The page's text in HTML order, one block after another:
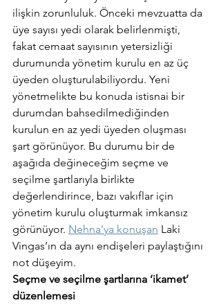
ilişkin zorunluluk. Önceki mevzuatta da
üye sayısı yedi olarak belirlenmişti,
fakat cemaat sayısının yetersizliği
durumunda yönetim kurulu en az üç
üyeden oluşturulabiliyordu. Yeni
yönetmelikte bu konuda istisnai bir
durumdan bahsedilmediğinden
kurulun en az yedi üyeden oluşması
şart görünüyor. Bu durumu bir de
aşağıda değineceğim seçme ve
seçilme şartlarıyla birlikte
değerlendirince, bazı vakıflar için
yönetim kurulu oluşturmak imkansız
görünüyor. Nehna’ya konuşan Laki
Vingas’ın da aynı endişeleri paylaştığını
not düşeyim.
Seçme ve seçilme şartlarına ‘ikamet’
düzenlemesi